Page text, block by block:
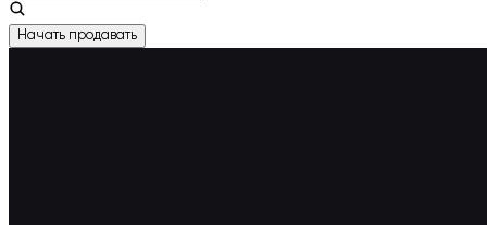
Начать продавать